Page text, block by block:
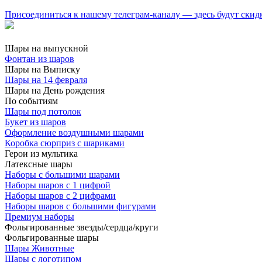
Присоединиться к нашему телеграм-каналу — здесь будут
Шары на выпускной
Фонтан из шаров
Шары на Выписку
Шары на 14 февраля
Шары на День рождения
По событиям
Шары под потолок
Букет из шаров
Оформление воздушными шарами
Коробка сюрприз с шариками
Герои из мультика
Латексные шары
Наборы с большими шарами
Наборы шаров с 1 цифрой
Наборы шаров с 2 цифрами
Наборы шаров с большими фигурами
Премиум наборы
Фольгированные звезды/сердца/круги
Фольгированные шары
Шары Животные
Шары с логотипом